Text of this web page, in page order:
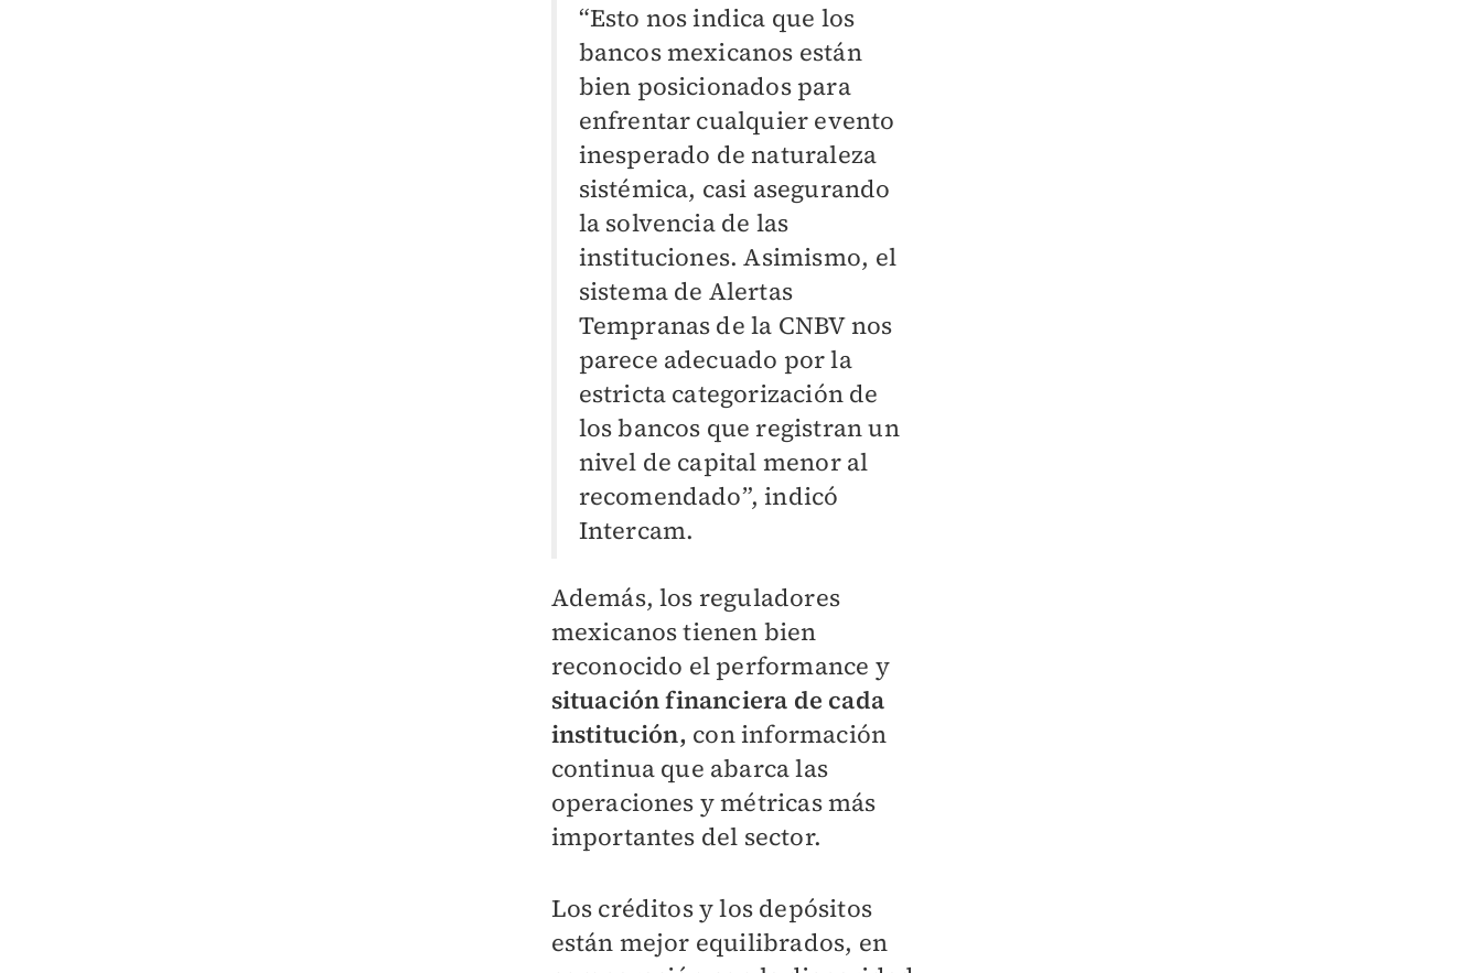
“Esto nos indica que los
bancos mexicanos están
bien posicionados para
enfrentar cualquier evento
inesperado de naturaleza
sistémica, casi asegurando
la solvencia de las
instituciones. Asimismo, el
sistema de Alertas
Tempranas de la CNBV nos
parece adecuado por la
estricta categorización de
los bancos que registran un
nivel de capital menor al
recomendado”, indicó
Intercam.
Además, los reguladores
mexicanos tienen bien
reconocido el performance y
situación financiera de cada
institución, con información
continua que abarca las
operaciones y métricas más
importantes del sector.
Los créditos y los depósitos
están mejor equilibrados, en